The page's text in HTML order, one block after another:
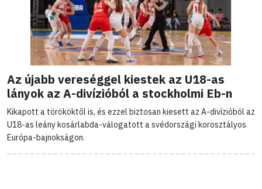
Az újabb vereséggel kiestek az U18-as
lányok az A-divízióból a stockholmi Eb-n
Kikapott a törököktől is, és ezzel biztosan kiesett az A-divízióból az
U18-as leány kosárlabda-válogatott a svédországi korosztályos
Európa-bajnokságon.